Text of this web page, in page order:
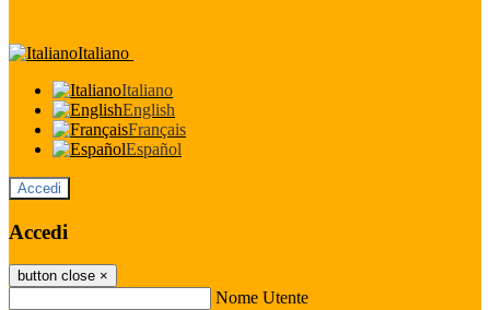
Italiano
Italiano
English
Français
Español
Accedi
Accedi
button close ×
Nome Utente